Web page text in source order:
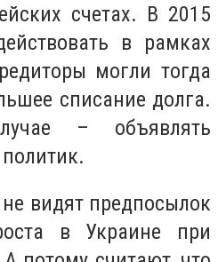
счетах. В 2015
в рамках
могли тогда
списание долга.
– объявлять
видят предпосылок
в Украине при